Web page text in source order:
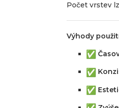
Počet vrstev
Výhody